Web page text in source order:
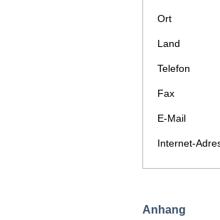
Ort
Land
Telefon
Fax
E-Mail
Internet-
Anhang